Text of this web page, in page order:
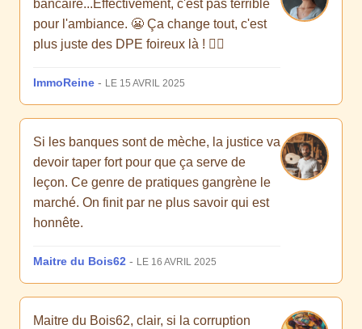
bancaire...Effectivement, c'est pas terrible
pour l'ambiance. 😬 Ça change tout, c'est
plus juste des DPE foireux là ! 😮‍💨
ImmoReine - LE 15 AVRIL 2025
Si les banques sont de mèche, la justice va
devoir taper fort pour que ça serve de
leçon. Ce genre de pratiques gangrène le
marché. On finit par ne plus savoir qui est
honnête.
Maitre du Bois62 - LE 16 AVRIL 2025
Maitre du Bois62, clair, si la corruption